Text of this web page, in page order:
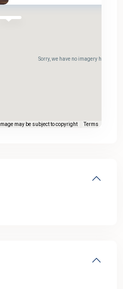
Sorry, we have no imagery here.
Image may be subject to copyright Terms